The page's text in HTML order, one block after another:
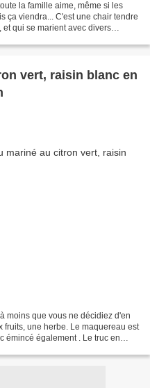
la famille aime, même si les
ça viendra... C'est une chair tendre
qui se marient avec divers
vert, raisin blanc en
moins que vous ne décidiez d'en
une herbe. Le maquereau est
émincé également . Le truc en